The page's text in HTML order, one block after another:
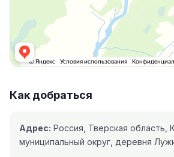
Как добраться
Адрес: Россия, Тверская область,
муниципальный округ, деревня